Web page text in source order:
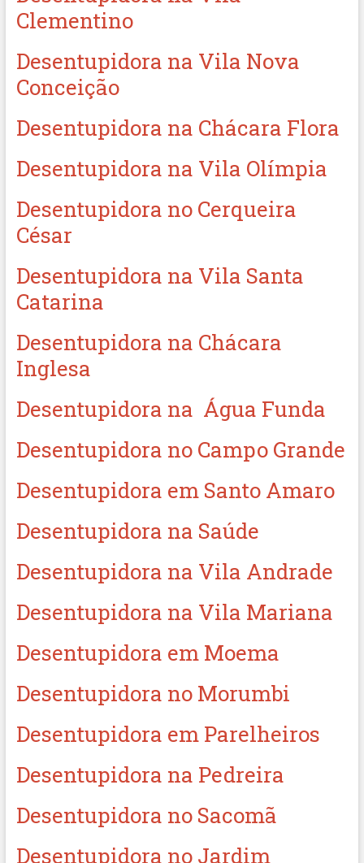
Clementino
Desentupidora na Vila Nova
Conceição
Desentupidora na Chácara Flora
Desentupidora na Vila Olímpia
Desentupidora no Cerqueira
César
Desentupidora na Vila Santa
Catarina
Desentupidora na Chácara
Inglesa
Desentupidora na Água Funda
Desentupidora no Campo Grande
Desentupidora em Santo Amaro
Desentupidora na Saúde
Desentupidora na Vila Andrade
Desentupidora na Vila Mariana
Desentupidora em Moema
Desentupidora no Morumbi
Desentupidora em Parelheiros
Desentupidora na Pedreira
Desentupidora no Sacomã
Desentupidora no Jardim